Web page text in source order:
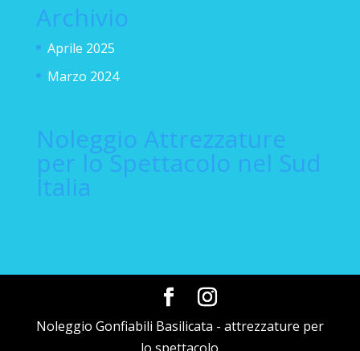
Archivio
Aprile 2025
Marzo 2024
Noleggio Attrezzature
per lo Spettacolo nel Sud
Italia
Noleggio Gonfiabili Basilicata - attrezzature per